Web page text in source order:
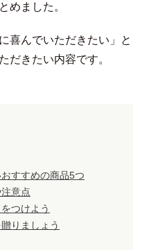
めました。
喜んでいただきたい」と
だきたい内容です。
すすめの商品5つ
意点
つけよう
りましょう